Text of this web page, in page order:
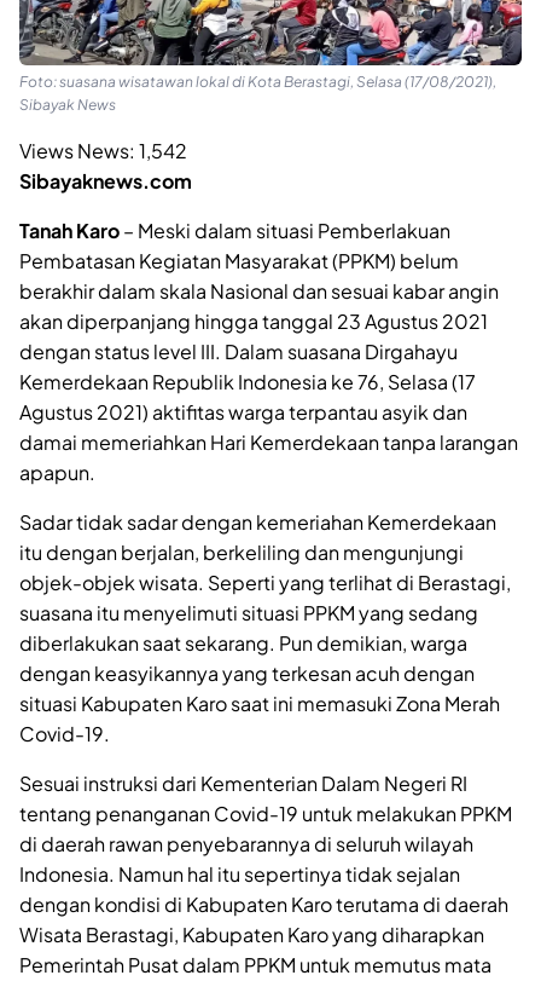
Foto: suasana wisatawan lokal di Kota Berastagi, Selasa (17/08/2021),
Sibayak News
Views News: 1,542
Sibayaknews.com
Tanah Karo– Meski dalam situasi Pemberlakuan
Pembatasan Kegiatan Masyarakat (PPKM) belum
berakhir dalam skala Nasional dan sesuai kabar angin
akan diperpanjang hingga tanggal 23 Agustus 2021
dengan status level III. Dalam suasana Dirgahayu
Kemerdekaan Republik Indonesia ke 76, Selasa (17
Agustus 2021) aktifitas warga terpantau asyik dan
damai memeriahkan Hari Kemerdekaan tanpa larangan
apapun.
Sadar tidak sadar dengan kemeriahan Kemerdekaan
itu dengan berjalan, berkeliling dan mengunjungi
objek-objek wisata. Seperti yang terlihat di Berastagi,
suasana itu menyelimuti situasi PPKM yang sedang
diberlakukan saat sekarang. Pun demikian, warga
dengan keasyikannya yang terkesan acuh dengan
situasi Kabupaten Karo saat ini memasuki Zona Merah
Covid-19.
Sesuai instruksi dari Kementerian Dalam Negeri RI
tentang penanganan Covid-19 untuk melakukan PPKM
di daerah rawan penyebarannya di seluruh wilayah
Indonesia. Namun hal itu sepertinya tidak sejalan
dengan kondisi di Kabupaten Karo terutama di daerah
Wisata Berastagi, Kabupaten Karo yang diharapkan
Pemerintah Pusat dalam PPKM untuk memutus mata